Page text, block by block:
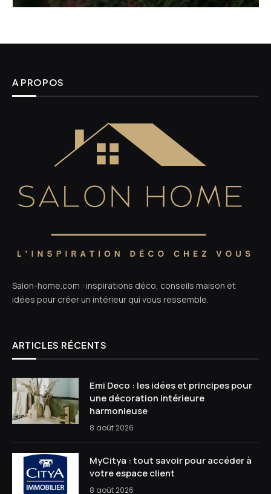
A PROPOS
Salon-home.com : inspirations déco, conseils maison et
idées pour créer un intérieur qui vous ressemble.
ARTICLES RÉCENTS
Emi Deco : les idées et principes pour
une décoration intérieure
harmonieuse
8 août 2026
MyCitya : tout savoir pour accéder à
votre espace client
8 août 2026